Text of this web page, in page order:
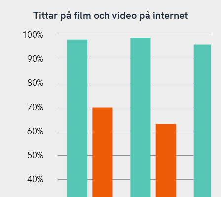
Tittar på film och video på internet
10%
100%
90%
80%
70%
60%
50%
40%